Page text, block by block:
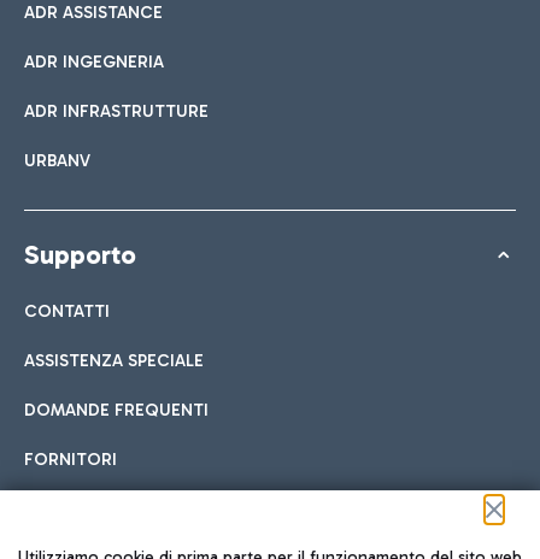
ADR ASSISTANCE
ADR INGEGNERIA
ADR INFRASTRUTTURE
URBANV
Supporto
CONTATTI
ASSISTENZA SPECIALE
DOMANDE FREQUENTI
FORNITORI